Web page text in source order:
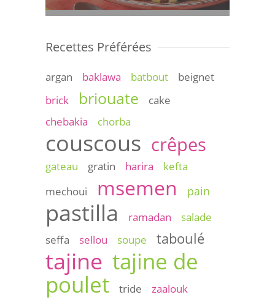
Recettes Préférées
argan baklawa batbout
beignet
brick
briouate
cake
chebakia
chorba
couscous crêpes
gateau gratin harira
kefta
mechoui
msemen pain
pastilla ramadan
salade
seffa
sellou soupe taboulé
tajine tajine de
poulet
tride
zaalouk